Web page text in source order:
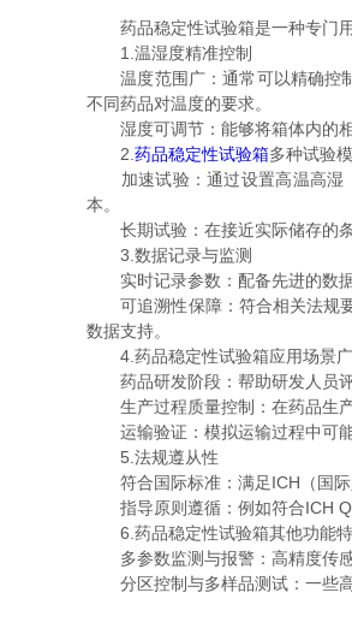
药品稳定性试验箱是一种专门用
1.温湿度精准控制
温度范围广：通常可以精确控
不同药品对温度的要求。
湿度可调节：能够将箱体内的相
2. 药品稳定性试验箱多种试验
加速试验：通过设置高温高湿（
本。
长期试验：在接近实际储存的条
3.数据记录与监测
实时记录参数：配备先进的数据
可追溯性保障：符合相关法规要
数据支持。
4.药品稳定性试验箱应用场景
药品研发阶段：帮助研发人员评
生产过程质量控制：在药品生产
运输验证：模拟运输过程中可能
5.法规遵从性
符合国际标准：满足ICH（国际
指导原则遵循：例如符合ICH
6.药品稳定性试验箱其他功能
多参数监测与报警：高精度传感
分区控制与多样品测试：一些高